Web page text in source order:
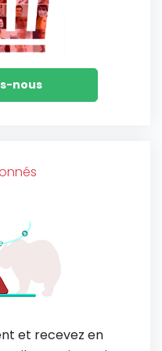
nous
et recevez en